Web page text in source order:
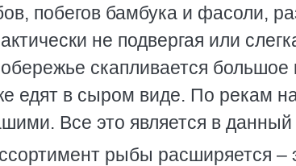
побегов бамбука и фасоли,
не подвергая или
скапливается
едят в сыром виде. По рекам
Все это является в
рыбы расширяется –